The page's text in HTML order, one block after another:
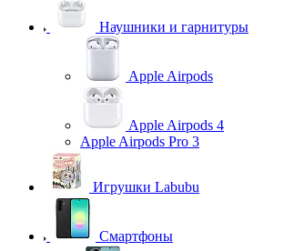
Наушники и гарнитуры
Apple Airpods
Apple Airpods 4
Apple Airpods Pro 3
Игрушки Labubu
Смартфоны